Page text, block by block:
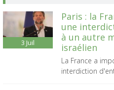
3 Juil
Paris : la
une
à un autre
israélien
La France a
interdiction